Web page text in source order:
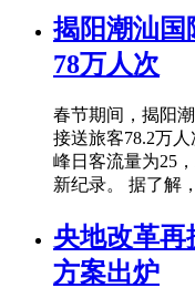
揭阳潮汕国
78万人次
春节期间，揭阳
接送旅客78.2万
峰日客流量为25
新纪录。 据了解
央地改革再
方案出炉